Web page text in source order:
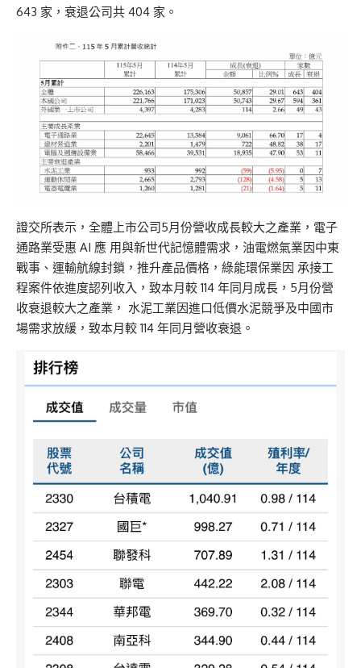
643 家，衰退公司共 404 家。
證交所表示，全體上市公司5月份營收成長較大之產業，電子
通路業受惠 AI 應 用與新世代記憶體需求，油電燃氣業因中東
戰事、運輸航線封鎖，推升產品價格，綠能環保業因 承接工
程案件依進度認列收入，致本月較 114 年同月成長，5月份營
收衰退較大之產業， 水泥工業因進口低價水泥競爭及中國市
場需求放緩，致本月較 114 年同月營收衰退。